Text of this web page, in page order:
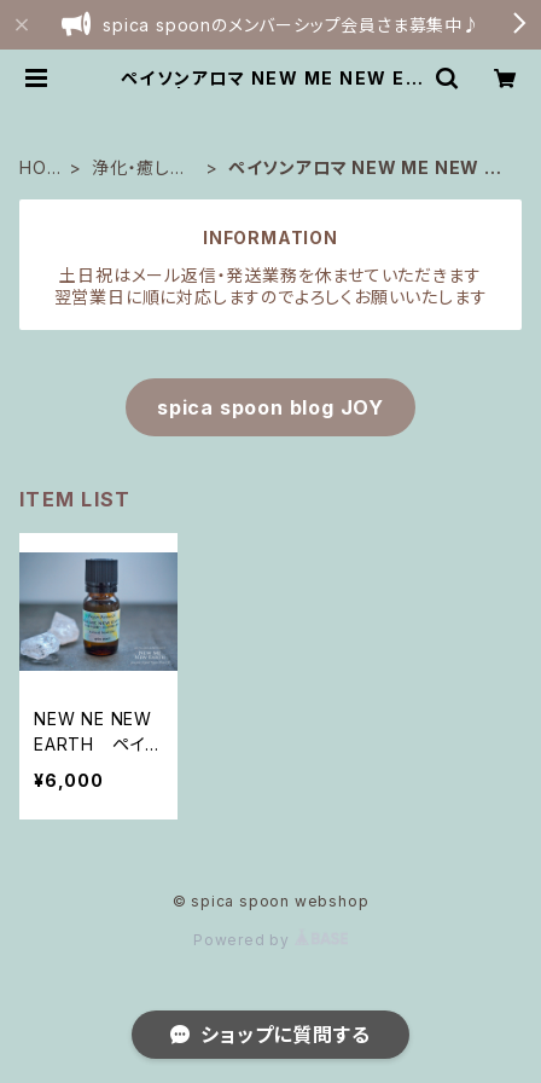
spica spoonのメンバーシップ会員さま募集中♪
ペイソンアロマ NEW ME NEW EA
HOM
浄化・癒しグ
ペイソンアロマ NEW ME NEW EA
INFORMATION
土日祝はメール返信・発送業務を休ませていただきます
翌営業日に順に対応しますのでよろしくお願いいたします
spica spoon blog JOY
ITEM LIST
NEW NE NEW
EARTH ペイソ
ンアロマオイル
「光の森の道
標〜自己信頼と
¥6,000
© spica spoon webshop
Powered by
ショップに質問する